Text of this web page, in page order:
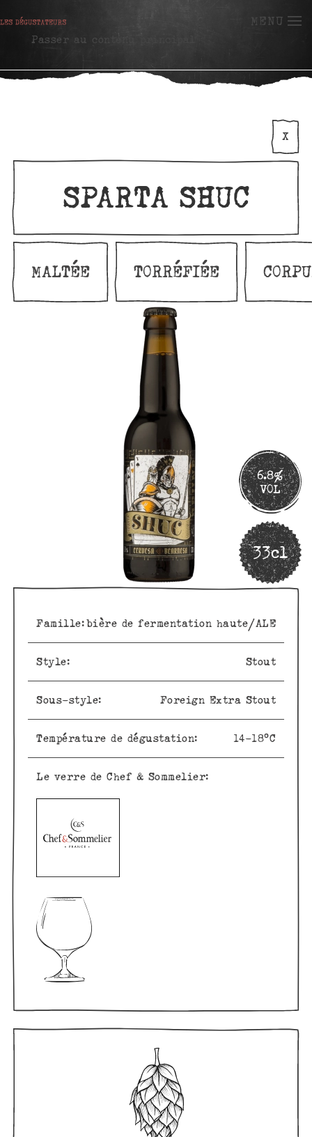
Passer au contenu principal
MENU
X
SPARTA SHUC
MALTÉE TORRÉFIÉE
33cl
6.8%
VOL
Famille:bière de fermentation haute/ALE
Style: Stout
Sous-style: Foreign Extra Stout
Température de dégustation: 14-18°C
Le verre de Chef & Sommelier: